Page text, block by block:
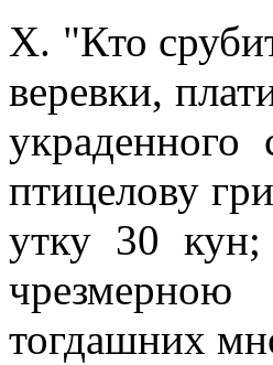
X. "Кто
веревки,
птицелову
утку 30
чрезмерною
тогдашних